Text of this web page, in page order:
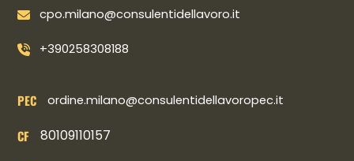
cpo.milano@consulentidellavoro.it
+390258308188
PEC ordine.milano@consulentidellavoropec.it
CF 80109110157